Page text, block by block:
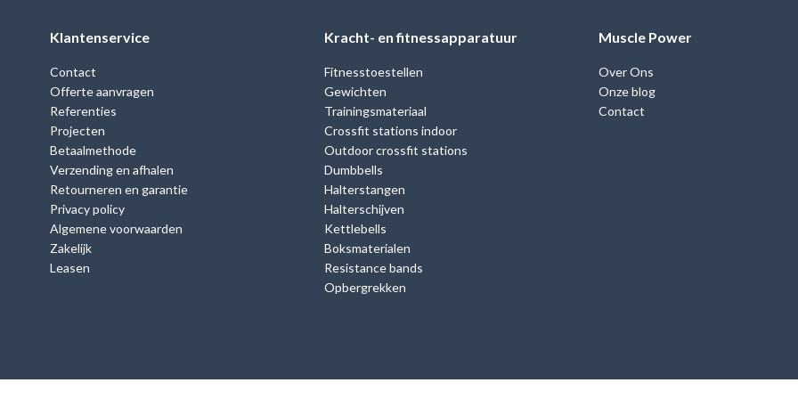
Wat heb je erbij nodig?
Klantenservice
Contact
Offerte aanvragen
Referenties
Projecten
Betaalmethode
Verzending en afhalen
Retourneren en garantie
Privacy policy
Algemene voorwaarden
Zakelijk
Leasen
Kracht- en fitnessapparatuur
Fitnesstoestellen
Gewichten
Trainingsmateriaal
Crossfit stations indoor
Outdoor crossfit stations
Dumbbells
Halterstangen
Halterschijven
Kettlebells
Boksmaterialen
Resistance bands
Opbergrekken
Muscle Power
Over Ons
Onze blog
Contact